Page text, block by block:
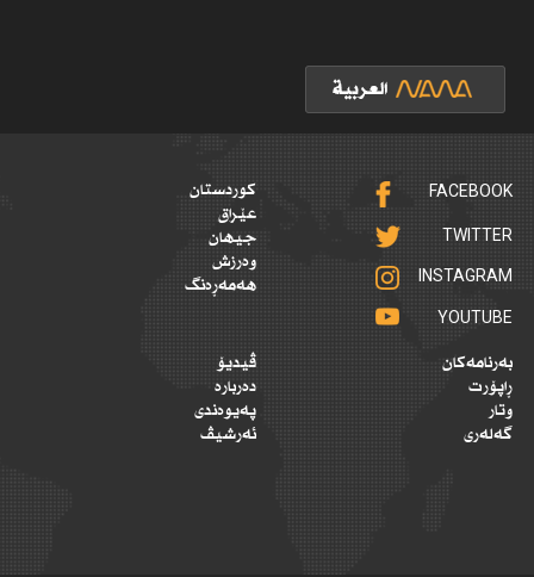
FACEBOOK
TWITTER
INSTAGRAM
YOUTUBE
کوردستان
عێراق
جیهان
وەرزش
هەمەڕەنگ
بەرنامەکان
ڕاپۆرت
وتار
گەلەری
ڤیدیۆ
دەربارە
پەیوەندی
ئەرشیڤ